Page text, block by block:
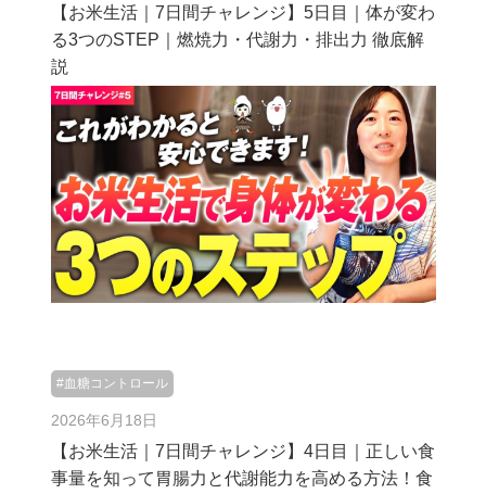
【お米生活｜7日間チャレンジ】5日目｜体が変わ
る3つのSTEP｜燃焼力・代謝力・排出力 徹底解
説
#血糖コントロール
2026年6月18日
【お米生活｜7日間チャレンジ】4日目｜正しい食
事量を知って胃腸力と代謝能力を高める方法！食